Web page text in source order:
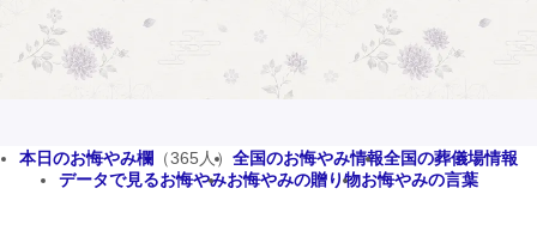
本日のお悔やみ欄 （365人） 全国のお悔やみ情報全国の葬儀場情報
データで見るお悔やみお悔やみの贈り物お悔やみの言葉